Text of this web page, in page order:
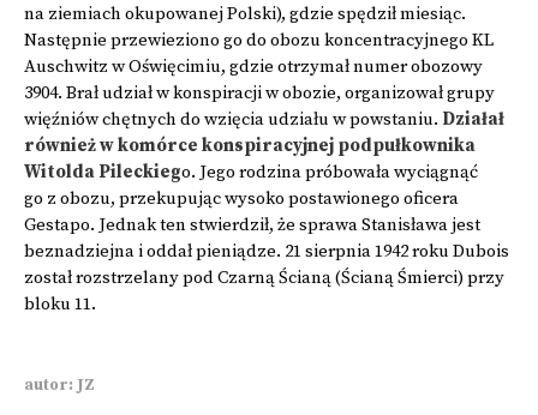
na ziemiach okupowanej Polski), gdzie spędził miesiąc.
Następnie przewieziono go do obozu koncentracyjnego KL
Auschwitz w Oświęcimiu, gdzie otrzymał numer obozowy
3904. Brał udział w konspiracji w obozie, organizował grupy
więźniów chętnych do wzięcia udziału w powstaniu. Działał
również w komórce konspiracyjnej podpułkownika
Witolda Pileckiego. Jego rodzina próbowała wyciągnąć
go z obozu, przekupując wysoko postawionego oficera
Gestapo. Jednak ten stwierdził, że sprawa Stanisława jest
beznadziejna i oddał pieniądze. 21 sierpnia 1942 roku Dubois
został rozstrzelany pod Czarną Ścianą (Ścianą Śmierci) przy
bloku 11.
autor: JZ